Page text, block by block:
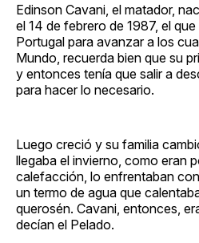
Edinson Cavani, el matador,
el 14 de febrero de 1987, el
Portugal para avanzar a los
Mundo, recuerda bien que su
y entonces tenía que salir a
para hacer lo necesario.
Luego creció y su familia
llegaba el invierno, como eran
calefacción, lo enfrentaban
un termo de agua que
querosén. Cavani, entonces,
decían el Pelado.